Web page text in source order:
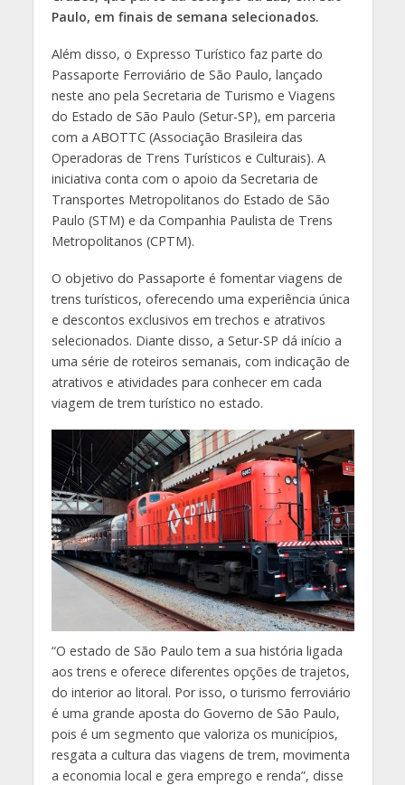
Paulo, em finais de semana selecionados.
Além disso, o Expresso Turístico faz parte do
Passaporte Ferroviário de São Paulo, lançado
neste ano pela Secretaria de Turismo e Viagens
do Estado de São Paulo (Setur-SP), em parceria
com a ABOTTC (Associação Brasileira das
Operadoras de Trens Turísticos e Culturais). A
iniciativa conta com o apoio da Secretaria de
Transportes Metropolitanos do Estado de São
Paulo (STM) e da Companhia Paulista de Trens
Metropolitanos (CPTM).
O objetivo do Passaporte é fomentar viagens de
trens turísticos, oferecendo uma experiência única
e descontos exclusivos em trechos e atrativos
selecionados. Diante disso, a Setur-SP dá início a
uma série de roteiros semanais, com indicação de
atrativos e atividades para conhecer em cada
viagem de trem turístico no estado.
“O estado de São Paulo tem a sua história ligada
aos trens e oferece diferentes opções de trajetos,
do interior ao litoral. Por isso, o turismo ferroviário
é uma grande aposta do Governo de São Paulo,
pois é um segmento que valoriza os municípios,
resgata a cultura das viagens de trem, movimenta
a economia local e gera emprego e renda”, disse